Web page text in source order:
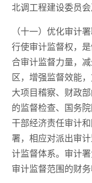
北调工程建设委员会
（十一）优化审计
行使审计监督权，
合审计监督力量，
区，增强监督效能
大项目稽察、财政
的监督检查、国务
干部经济责任审计
署，相应对派出审
计监督体系。审计
审计监督范围的财